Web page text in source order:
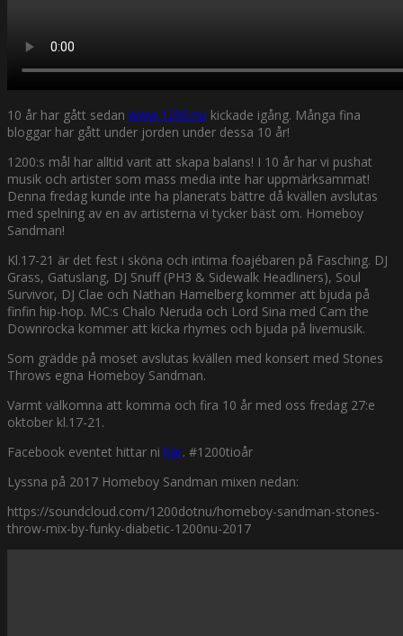
10 år har gått sedan www.1200.nu kickade igång. Många fina
bloggar har gått under jorden under dessa 10 år!
1200:s mål har alltid varit att skapa balans! I 10 år har vi pushat
musik och artister som mass media inte har uppmärksammat!
Denna fredag kunde inte ha planerats bättre då kvällen avslutas
med spelning av en av artisterna vi tycker bäst om. Homeboy
Sandman!
Kl.17-21 är det fest i sköna och intima foajébaren på Fasching. DJ
Grass, Gatuslang, DJ Snuff (PH3 & Sidewalk Headliners), Soul
Survivor, DJ Clae och Nathan Hamelberg kommer att bjuda på
finfin hip-hop. MC:s Chalo Neruda och Lord Sina med Cam the
Downrocka kommer att kicka rhymes och bjuda på livemusik.
Som grädde på moset avslutas kvällen med konsert med Stones
Throws egna Homeboy Sandman.
Varmt välkomna att komma och fira 10 år med oss fredag 27:e
oktober kl.17-21.
Facebook eventet hittar ni här. #1200tioår
Lyssna på 2017 Homeboy Sandman mixen nedan:
https://soundcloud.com/1200dotnu/homeboy-sandman-stones-
throw-mix-by-funky-diabetic-1200nu-2017